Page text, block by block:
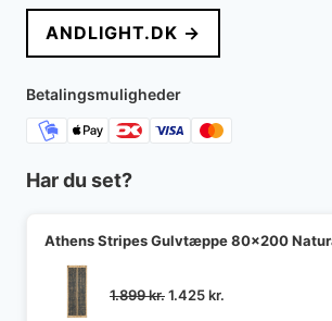
ANDLIGHT.DK →
Betalingsmuligheder
Har du set?
Athens Stripes Gulvtæppe 80x200
1.899kr.Den
1.425kr.